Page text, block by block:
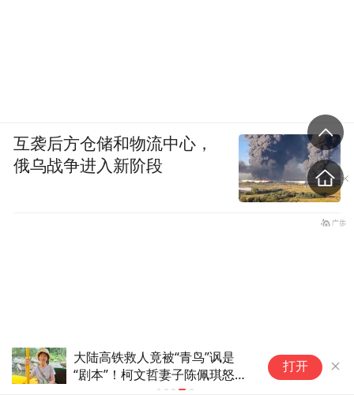
大陆高铁救人竟被“青鸟”讽是
“剧本”！柯文哲妻子陈佩琪怒
斥：有什么证据？
打开
互袭后方仓储和物流中心，
俄乌战争进入新阶段